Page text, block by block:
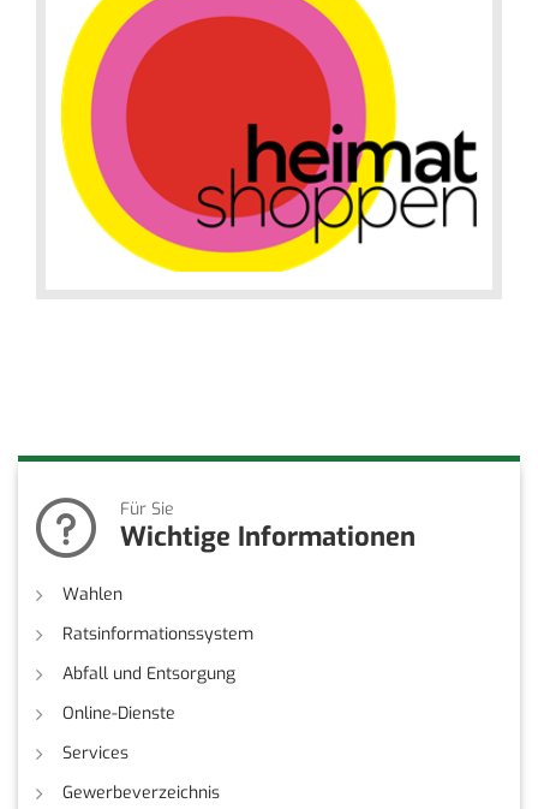
Für Sie
Wichtige Informationen
Wahlen
Ratsinformationssystem
Abfall und Entsorgung
Online-Dienste
Services
Gewerbeverzeichnis